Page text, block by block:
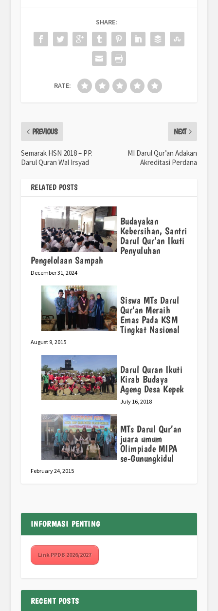
SHARE:
RATE:
PREVIOUS
Semarak HSN 2018 – PP.
Darul Quran Wal Irsyad
NEXT
MI Darul Qur’an Adakan
Akreditasi Perdana
RELATED POSTS
Budayakan
Kebersihan, Santri
Darul Qur’an Ikuti
Penyuluhan
Pengelolaan Sampah
December 31, 2024
Siswa MTs Darul
Qur’an Meraih
Emas Pada KSM
Tingkat Nasional
August 9, 2015
Darul Quran Ikuti
Kirab Budaya
Ageng Desa Kepek
July 16, 2018
MTs Darul Qur’an
juara umum
Olimpiade MIPA
se-Gunungkidul
February 24, 2015
INFORMASI PENTING
Link PPDB 2026/2027
RECENT POSTS